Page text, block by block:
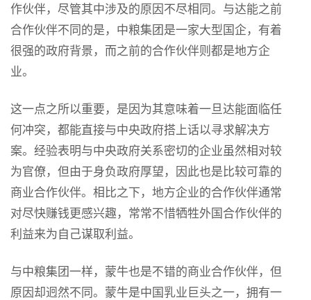
作伙伴，尽管其中涉及的原因不尽相同。与达能之前
合作伙伴不同的是，中粮集团是一家大型国企，有着
很强的政府背景，而之前的合作伙伴则都是地方企
业。
这一点之所以重要，是因为其意味着一旦达能面临任
何冲突，都能直接与中央政府搭上话以寻求解决方
案。经验表明与中央政府关系密切的企业虽然相对较
为官僚，但由于身负政府厚望，因此也是比较可靠的
商业合作伙伴。相比之下，地方企业的合作伙伴通常
对尽快赚钱更感兴趣，常常不惜牺牲外国合作伙伴的
利益来为自己谋取利益。
与中粮集团一样，蒙牛也是不错的商业合作伙伴，但
原因却迥然不同。蒙牛是中国乳业巨头之一，拥有一